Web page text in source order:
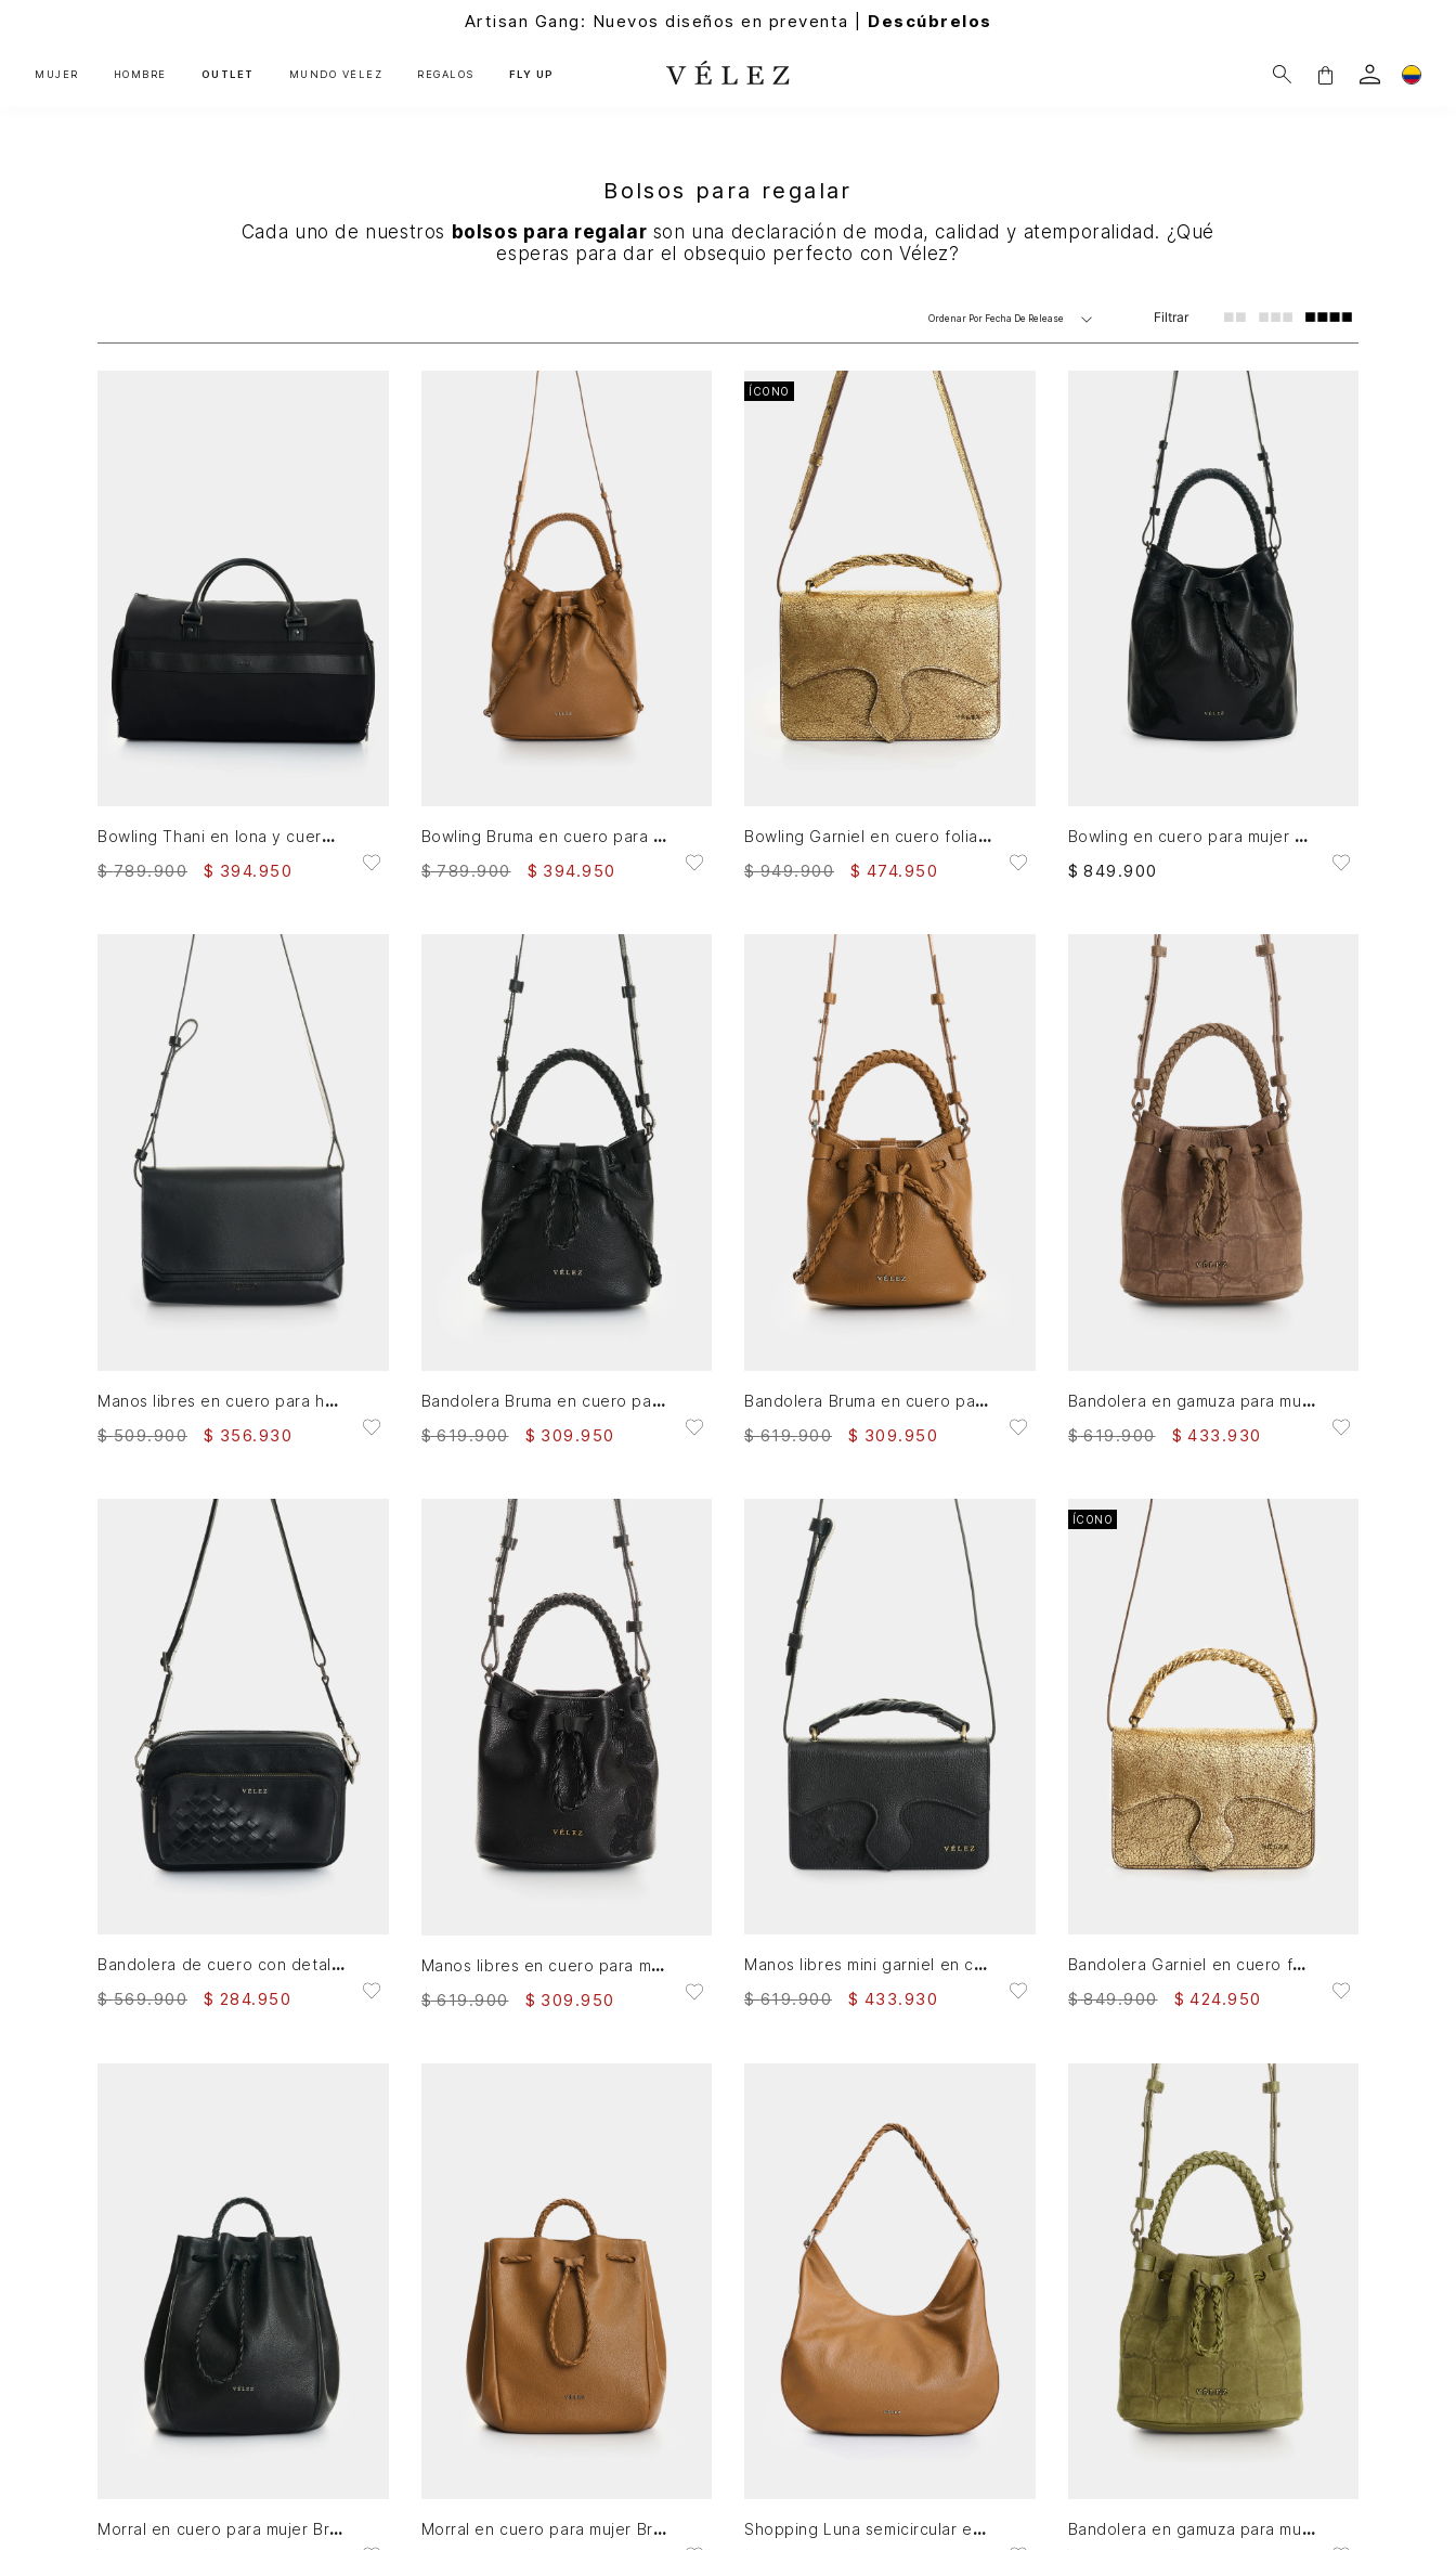
Artisan Gang: Nuevos diseños en preventa | Descúbrelos
MUJER HOMBRE OUTLET MUNDO VÉLEZ REGALOS FLY UP
Bolsos para regalar
Cada uno de nuestros bolsos para regalar son una declaración de moda, calidad y atemporalidad. ¿Qué
esperas para dar el obsequio perfecto con Vélez?
Ordenar Por Fecha De Release Filtrar
Bowling Thani en lona y cuero para hombre
$ 789.900 $ 394.950
Bowling Bruma en cuero para mujer
$ 789.900 $ 394.950
ÍCONO
Bowling Garniel en cuero folia craquelado para mujer
$ 949.900 $ 474.950
Bowling en cuero para mujer Bruma
$ 849 .900
Manos libres en cuero para hombre Elba
$ 509.900 $ 356.930
Bandolera Bruma en cuero para mujer
$ 619.900 $ 309 .950
Bandolera Bruma en cuero para mujer
$ 619.900 $ 309.950
Bandolera en gamuza para mujer Bruma
$ 619.900 $ 433 .930
Bandolera de cuero con detalle tejido para hombre Kansas 2.0
$ 569.900 $ 284.950
Manos libres en cuero para mujer Bruma
$ 619.900 $ 309 .950
Manos libres mini garniel en cuero para mujer
$ 619.900 $ 433.930
ÍCONO
Bandolera Garniel en cuero folia para mujer
$ 849.900 $ 424.950
Morral en cuero para mujer Bruma Morral en cuero para mujer Bruma Shopping Luna semicircular en cuero para mujer Bandolera en gamuza para mujer Bruma